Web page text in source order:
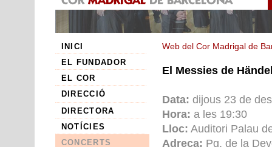
INICI
EL FUNDADOR
EL COR
DIRECCIÓ
DIRECTORA
NOTÍCIES
CONCERTS
Web del Cor Madrigal de
El Messies de
Data: dijous 23 de
Hora: a les 19:30
Lloc: Auditori Palau
Adreça: Pg. de la